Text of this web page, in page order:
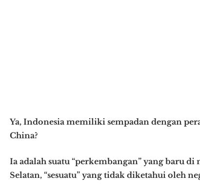
Ya, Indonesia memiliki sempadan dengan
China?
Ia adalah suatu “perkembangan” yang baru
Selatan, “sesuatu” yang tidak diketahui oleh